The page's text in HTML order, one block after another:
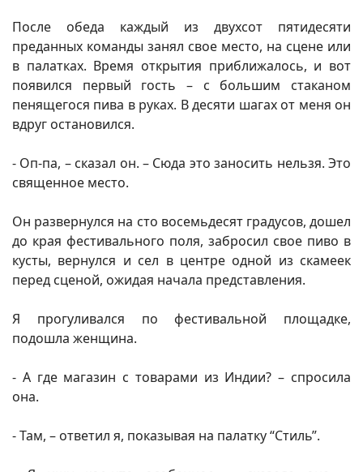
После обеда каждый из двухсот пятидесяти
преданных команды занял свое место, на сцене или
в палатках. Время открытия приближалось, и вот
появился первый гость – с большим стаканом
пенящегося пива в руках. В десяти шагах от меня он
вдруг остановился.
- Оп-па, – сказал он. – Сюда это заносить нельзя. Это
священное место.
Он развернулся на сто восемьдесят градусов, дошел
до края фестивального поля, забросил свое пиво в
кусты, вернулся и сел в центре одной из скамеек
перед сценой, ожидая начала представления.
Я прогуливался по фестивальной площадке,
подошла женщина.
- А где магазин с товарами из Индии? – спросила
она.
- Там, – ответил я, показывая на палатку “Стиль”.